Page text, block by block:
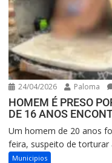
24/04/2026 Paloma
HOMEM É PRESO
DE 16 ANOS
Um homem de 20 anos
feira, suspeito de torturar
Municipios